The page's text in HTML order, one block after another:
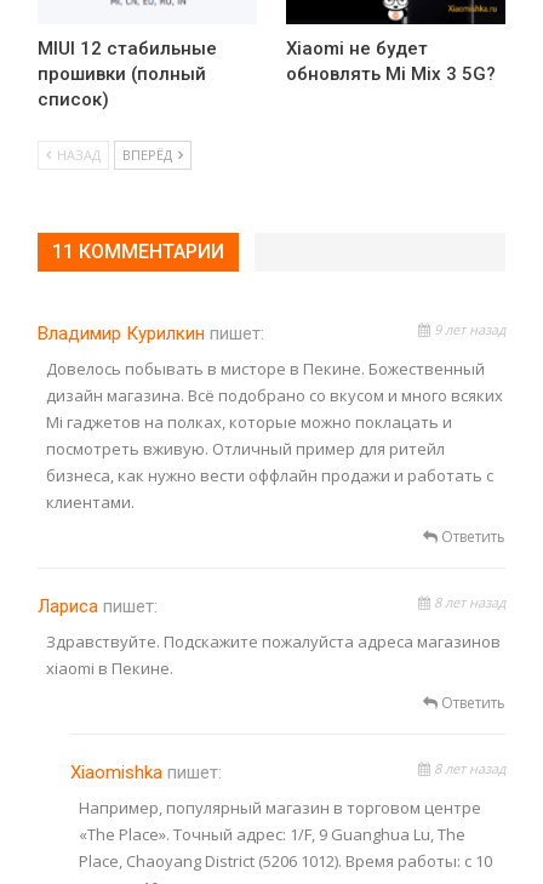
MIUI 12 стабильные
прошивки (полный
список)
Xiaomi не будет
обновлять Mi Mix 3 5G?
НАЗАД ВПЕРЁД
11 КОММЕНТАРИИ
Владимир Курилкин пишет: 9 лет назад
Довелось побывать в мисторе в Пекине. Божественный
дизайн магазина. Всё подобрано со вкусом и много всяких
Mi гаджетов на полках, которые можно поклацать и
посмотреть вживую. Отличный пример для ритейл
бизнеса, как нужно вести оффлайн продажи и работать с
клиентами.
Ответить
Лариса пишет: 8 лет назад
Здравствуйте. Подскажите пожалуйста адреса магазинов
xiaomi в Пекине.
Ответить
Xiaomishkaпишет: 8 лет назад
Например, популярный магазин в торговом центре
«The Place». Точный адрес: 1/F, 9 Guanghua Lu, The
Place, Chaoyang District (5206 1012). Время работы: с 10